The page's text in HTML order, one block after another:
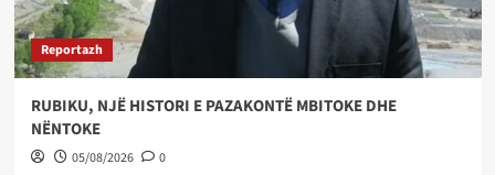
Reportazh
RUBIKU, NJË HISTORI E PAZAKONTË MBITOKE DHE
NËNTOKE
05/08/2026 0